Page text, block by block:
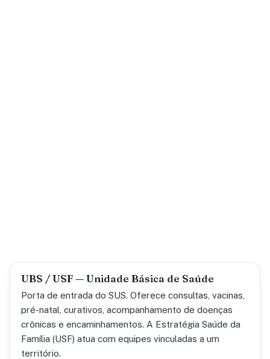
UBS / USF — Unidade Básica de Saúde
Porta de entrada do SUS. Oferece consultas, vacinas,
pré-natal, curativos, acompanhamento de doenças
crônicas e encaminhamentos. A Estratégia Saúde da
Família (USF) atua com equipes vinculadas a um
território.